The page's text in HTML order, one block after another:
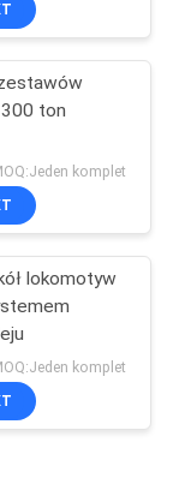
300 ton
komplet
lokomotyw
komplet